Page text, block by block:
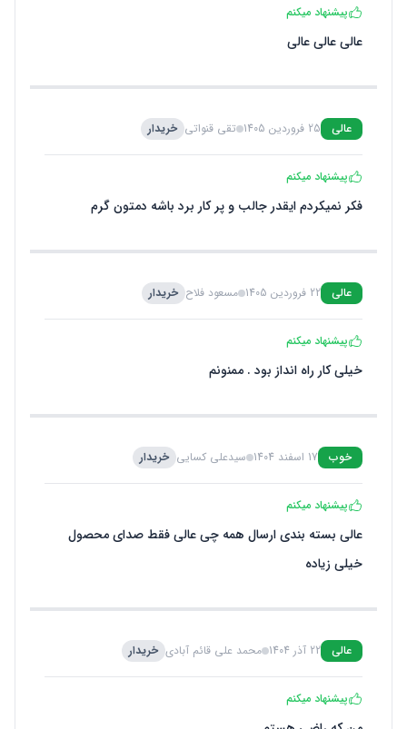
پیشنهاد میکنم
عالی عالی عالی
عالی 25 فروردین 1405 تقی قنواتی خریدار
پیشنهاد میکنم
فکر نمیکردم ایقدر جالب و پر کار برد باشه دمتون گرم
عالی 22 فروردین 1405 مسعود فلاح خریدار
پیشنهاد میکنم
خیلی کار راه انداز بود . ممنونم
خوب 17 اسفند 1404 سیدعلی کسایی خریدار
پیشنهاد میکنم
عالی بسته بندی ارسال همه چی عالی فقط صدای محصول
خیلی زیاده
عالی 22 آذر 1404 محمد علی قائم آبادی خریدار
پیشنهاد میکنم